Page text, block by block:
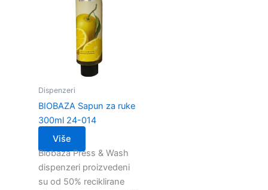
Dispenzeri
BIOBAZA Sapun za ruke
300ml 24-014
Više
Biobaza Press & Wash
dispenzeri proizvedeni
su od 50% reciklirane